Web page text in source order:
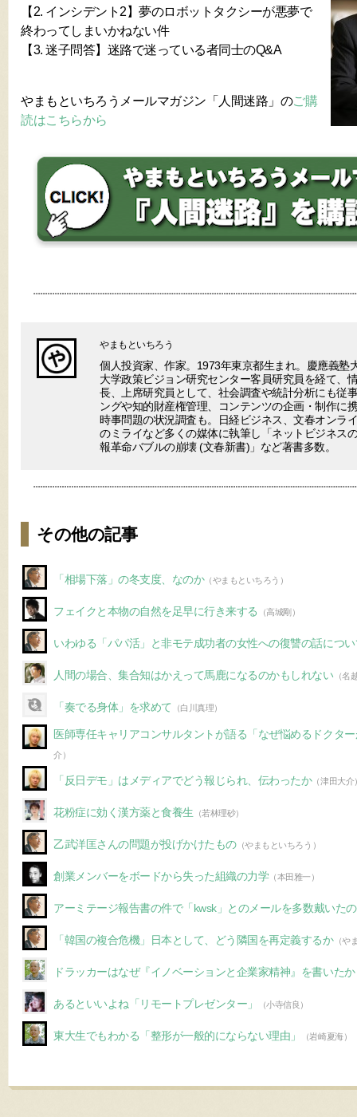
【2. インシデント2】夢のロボットタクシーが悪夢で
終わってしまいかねない件
【3. 迷子問答】迷路で迷っている者同士のQ&A
やまもといちろうメールマガジン「人間迷路」のご購
読はこちらから
やまもといちろう
個人投資家、作家。1973年東京都生まれ。慶應義塾
大学政策ビジョン研究センター客員研究員を経て、
長、上席研究員として、社会調査や統計分析にも従
ングや知的財産権管理、コンテンツの企画・制作に
時事問題の状況調査も。日経ビジネス、文春オンラ
のミライなど多くの媒体に執筆し「ネットビジネス
報革命バブルの崩壊 (文春新書)」など著書多数。
その他の記事
「相場下落」の冬支度、なのか（やまもといちろう）
フェイクと本物の自然を足早に行き来する （高城剛）
いわゆる「パパ活」と非モテ成功者の女性への復讐の話につ
人間の場合、集合知はかえって馬鹿になるのかもしれない （名
「奏でる身体」を求めて （白川真理）
医師専任キャリアコンサルタントが語る「なぜ悩めるドクタ
介）
「反日デモ」はメディアでどう報じられ、伝わったか（津田大介
花粉症に効く漢方薬と食養生 （若林理砂）
乙武洋匡さんの問題が投げかけたもの（やまもといちろう）
創業メンバーをボードから失った組織の力学（本田雅一）
アーミテージ報告書の件で「kwsk」とのメールを多数戴いた
「韓国の複合危機」日本として、どう隣国を再定義するか（や
ドラッカーはなぜ『イノベーションと企業家精神』を書いたか
あるといいよね「リモートプレゼンター」 （小寺信良）
東大生でもわかる「整形が一般的にならない理由」 （岩崎夏海）